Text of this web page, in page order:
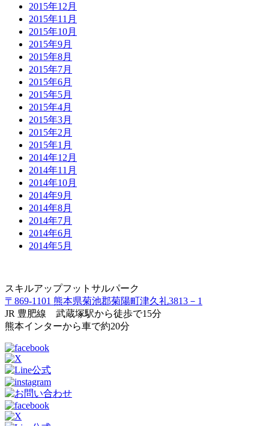
2015年12月
2015年11月
2015年10月
2015年9月
2015年8月
2015年7月
2015年6月
2015年5月
2015年4月
2015年3月
2015年2月
2015年1月
2014年12月
2014年11月
2014年10月
2014年9月
2014年8月
2014年7月
2014年6月
2014年5月
スキルアップフットサルパーク
〒869-1101 熊本県菊池郡菊陽町津久礼3813－1
JR 豊肥線 武蔵塚駅から徒歩で15分
熊本インターから車で約20分